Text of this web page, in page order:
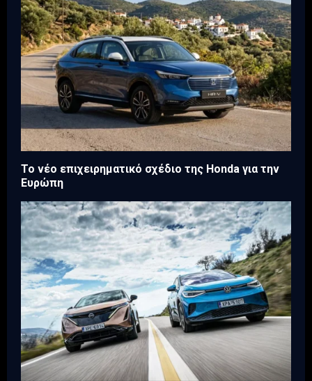
Το νέο επιχειρηματικό σχέδιο της Honda για την
Ευρώπη